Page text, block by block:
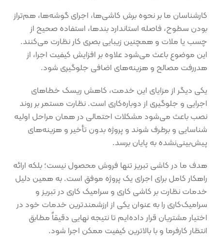
کارشناسان ما بر نحوه برش کاشی‌ها، اجرای گوشه‌ها، هم‌تراز
بودن سطوح، فاصله استاندارد بندها، استفاده صحیح از
چسب یا ملات و همچنین زیبایی بصری کار نظارت می‌کنند.
این موضوع باعث می‌شود علاوه بر افزایش کیفیت اجرا، از
هدررفت مصالح و هزینه‌های اضافی جلوگیری شود.
یکی دیگر از مزایای این خدمت، کاهش ریسک خطاهای
اجرایی و جلوگیری از دوباره‌کاری است. نظارت مستمر بر روند
نصب باعث می‌شود مشکلات احتمالی در همان مراحل اولیه
شناسایی و برطرف شوند و پروژه بدون تأخیر و هزینه‌های
پیش‌بینی‌نشده به پایان برسد.
هدف ما در کاشی تبریز تنها فروش محصول نیست؛ بلکه ارائه
راهکار کامل برای اجرای یک پروژه موفق است. به همین دلیل
خدمات نظارت بر کاشی کاری و سرامیک کاری در تبریز و
سرامیک‌کاری را به عنوان یکی از ارزشمندترین خدمات خود در
اختیار مشتریان قرار داده‌ایم تا نتیجه نهایی دقیقاً مطابق
انتظار کارفرما و با بالاترین کیفیت ممکن اجرا شود.